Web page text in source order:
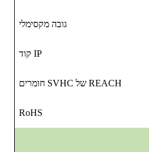
גובה מקסימלי
קוד IP
חומרים SVHC של REACH
RoHS